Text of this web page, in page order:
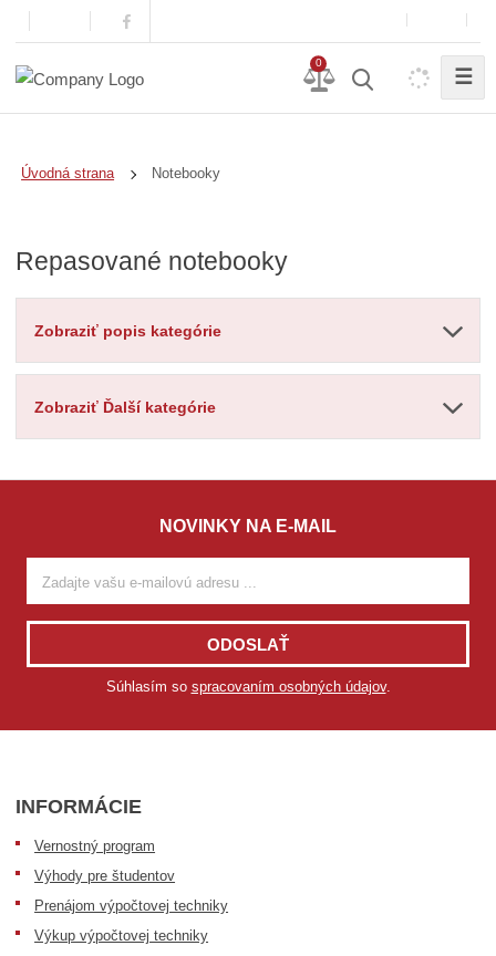
0
☰
Úvodná strana Notebooky
Repasované notebooky
Zobraziť popis kategórie
Zobraziť Ďalší kategórie
NOVINKY NA E-MAIL
ODOSLAŤ
Súhlasím so spracovaním osobných údajov.
INFORMÁCIE
Vernostný program
Výhody pre študentov
Prenájom výpočtovej techniky
Výkup výpočtovej techniky